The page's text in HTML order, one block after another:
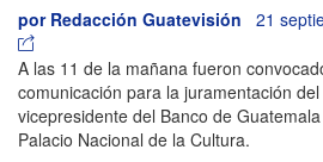
por Redacción Guatevisión 21
A las 11 de la mañana fueron
comunicación para la juramentación
vicepresidente del Banco de
Palacio Nacional de la Cultura.